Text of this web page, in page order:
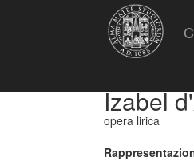
Izabel
opera lirica